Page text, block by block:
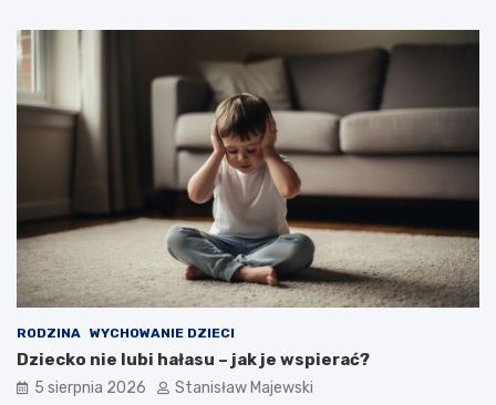
RODZINA WYCHOWANIE DZIECI
Dziecko nie lubi hałasu – jak je wspierać?
5 sierpnia 2026 Stanisław Majewski